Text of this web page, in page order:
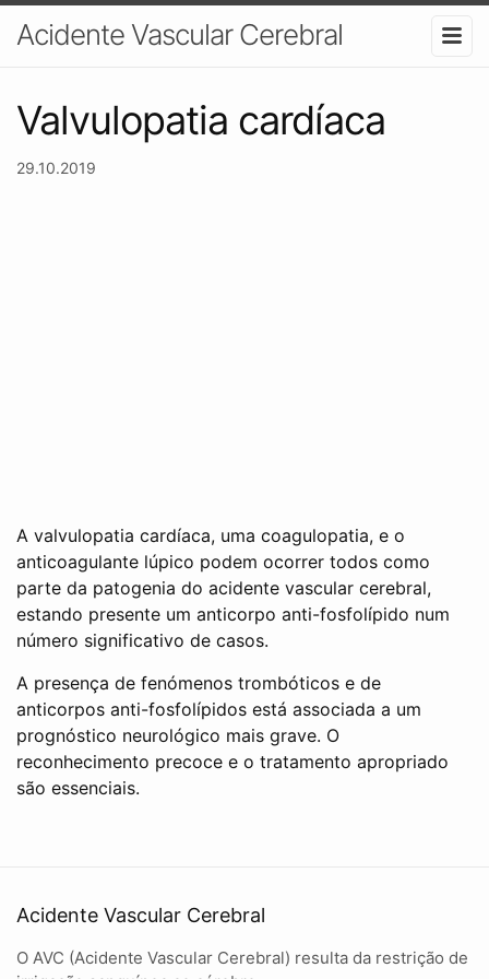
Acidente Vascular Cerebral
Valvulopatia cardíaca
29.10.2019
A valvulopatia cardíaca, uma coagulopatia, e o
anticoagulante lúpico podem ocorrer todos como
parte da patogenia do acidente vascular cerebral,
estando presente um anticorpo anti-fosfolípido num
número significativo de casos.
A presença de fenómenos trombóticos e de
anticorpos anti-fosfolípidos está associada a um
prognóstico neurológico mais grave. O
reconhecimento precoce e o tratamento apropriado
são essenciais.
Acidente Vascular Cerebral
O AVC (Acidente Vascular Cerebral) resulta da restrição de